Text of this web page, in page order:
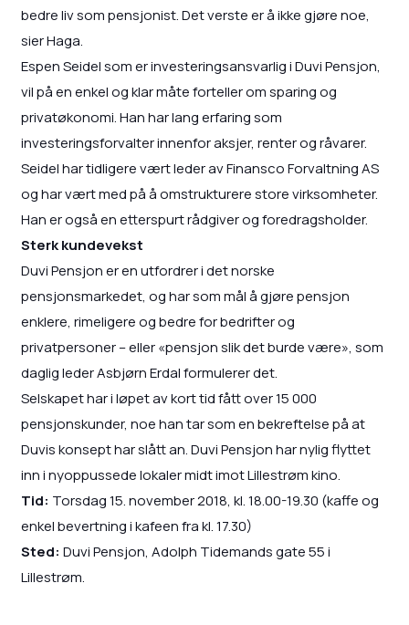
bedre liv som pensjonist. Det verste er å ikke gjøre noe,
sier Haga.
Espen Seidel som er investeringsansvarlig i Duvi Pensjon,
vil på en enkel og klar måte forteller om sparing og
privatøkonomi. Han har lang erfaring som
investeringsforvalter innenfor aksjer, renter og råvarer.
Seidel har tidligere vært leder av Finansco Forvaltning AS
og har vært med på å omstrukturere store virksomheter.
Han er også en etterspurt rådgiver og foredragsholder.
Sterk kundevekst
Duvi Pensjon er en utfordrer i det norske
pensjonsmarkedet, og har som mål å gjøre pensjon
enklere, rimeligere og bedre for bedrifter og
privatpersoner – eller «pensjon slik det burde være», som
daglig leder Asbjørn Erdal formulerer det.
Selskapet har i løpet av kort tid fått over 15 000
pensjonskunder, noe han tar som en bekreftelse på at
Duvis konsept har slått an. Duvi Pensjon har nylig flyttet
inn i nyoppussede lokaler midt imot Lillestrøm kino.
Tid: Torsdag 15. november 2018, kl. 18.00-19.30 (kaffe og
enkel bevertning i kafeen fra kl. 17.30)
Sted: Duvi Pensjon, Adolph Tidemands gate 55 i
Lillestrøm.